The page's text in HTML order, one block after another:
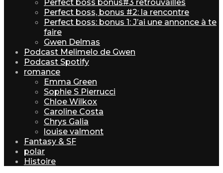
Perfect boss bonus#3 retrouvailles
Perfect boss, bonus #2: la rencontre
Perfect boss: bonus 1: J’ai une annonce à te
faire
Gwen Delmas
Podcast Melimelo de Gwen
Podcast Spotify
romance
Emma Green
Sophie S Pierrucci
Chloe Wilkox
Caroline Costa
Chrys Galia
louise valmont
Fantasy & SF
polar
Histoire